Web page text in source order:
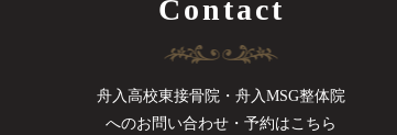
Contact
舟入高校東接骨院・舟入MSG整体院
へのお問い合わせ・予約はこちら